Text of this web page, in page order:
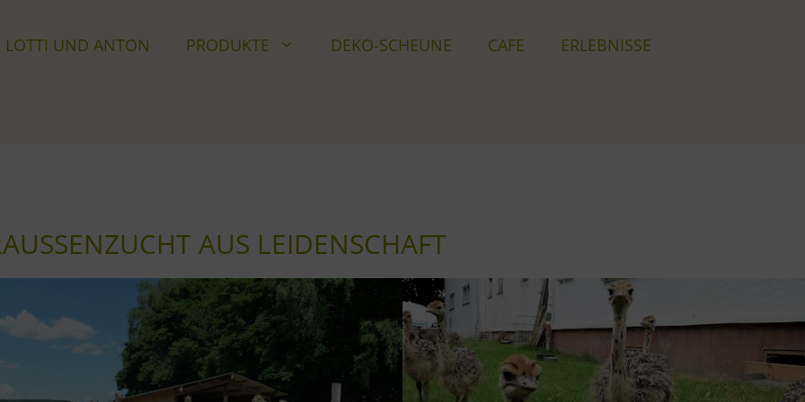
LOTTI UND ANTON PRO­DUKTE DEKO-SCHEUNE CAFE ERLEB­NISSE
AUS LEIDENSCHAFT